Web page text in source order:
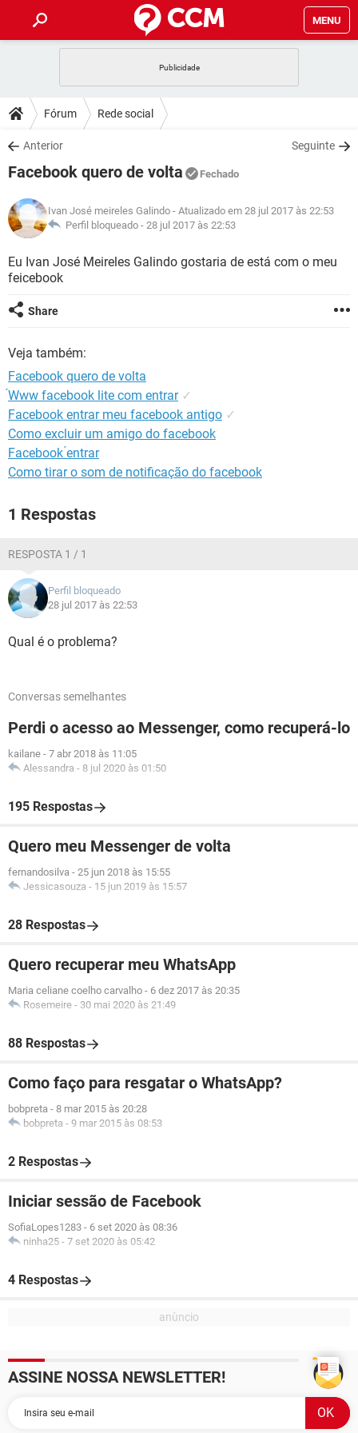
MENU
CELULAR
OUTLOOK
INSTAGRAM GMAIL
GUIA DE COMPRAS
DICAS
JOGOS
INSTAGRAM GMAIL
GUIA DE COMPRAS
DOWNLOADS
JOGOS WHATSAPP
CELULAR
OUTLOOK EXCEL
INSTAGRAM GMAIL
GUIA DE COMPRAS
JOGOS WHATSAPP
CELULAR
OUTLOOK EXCEL
GLOSSÁRIO
JOGOS WHATSAPP
CELULAR
OUTLOOK
GUIA DE COMPRAS
Fórum Rede social
Anterior Seguinte
Facebook quero de volta Fechado
Ivan José meireles Galindo - Atualizado em 28 jul 2017 às 22:53
Perfil bloqueado - 28 jul 2017 às 22:53
Eu Ivan José Meireles Galindo gostaria de está com o meu
feicebook
Share
Veja também:
Facebook quero de volta
́Www facebook lite com entrar ✓
Facebook entrar meu facebook antigo ✓
Como excluir um amigo do facebook
Facebook ́entrar
Como tirar o som de notificação do facebook
1 Respostas
RESPOSTA 1 / 1
Perfil bloqueado
28 jul 2017 às 22:53
Qual é o problema?
Conversas semelhantes
Perdi o acesso ao Messenger, como recuperá-lo
kailane - 7 abr 2018 às 11:05
Alessandra - 8 jul 2020 às 01:50
195 Respostas
Quero meu Messenger de volta
fernandosilva - 25 jun 2018 às 15:55
Jessicasouza - 15 jun 2019 às 15:57
28 Respostas
Quero recuperar meu WhatsApp
Maria celiane coelho carvalho - 6 dez 2017 às 20:35
Rosemeire - 30 mai 2020 às 21:49
88 Respostas
Como faço para resgatar o WhatsApp?
bobpreta - 8 mar 2015 às 20:28
bobpreta - 9 mar 2015 às 08:53
2 Respostas
Iniciar sessão de Facebook
SofiaLopes1283 - 6 set 2020 às 08:36
ninha25 - 7 set 2020 às 05:42
4 Respostas
ASSINE NOSSA NEWSLETTER!